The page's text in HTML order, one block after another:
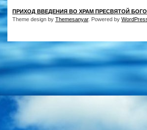
ПРИХОД ВВЕДЕНИЯ ВО ХРАМ ПРЕСВЯТОЙ
Theme design by Themesanyar. Powered by